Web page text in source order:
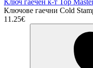
Ключ гаечен к-т Top
Ключове гаечни Cold
11.25€